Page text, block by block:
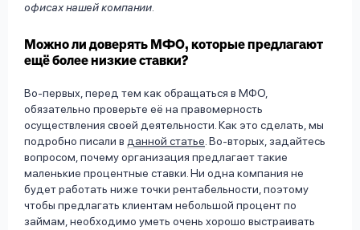
офисах нашей компании.
Можно ли доверять МФО, которые предлагают
ещё более низкие ставки?
Во-первых, перед тем как обращаться в МФО,
обязательно проверьте её на правомерность
осуществления своей деятельности. Как это сделать, мы
подробно писали в данной статье. Во-вторых, задайтесь
вопросом, почему организация предлагает такие
маленькие процентные ставки. Ни одна компания не
будет работать ниже точки рентабельности, поэтому
чтобы предлагать клиентам небольшой процент по
займам, необходимо уметь очень хорошо выстраивать